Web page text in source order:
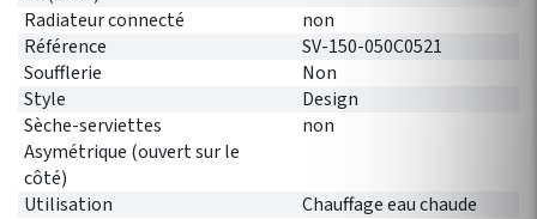
Radiateur connecté
non
Référence
SV-150-050C0521
Soufflerie
Non
Style
Design
Sèche-serviettes
Asymétrique (ouvert sur le
côté)
non
Utilisation Chauffage eau chaude